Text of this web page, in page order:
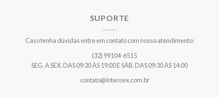
SUPORTE
Caso tenha dúvidas entre em contato com nosso atendimento:
(32) 99104-6515
SEG. A SEX. DAS 09:30 ÀS 19:00 E SÁB. DAS 09:30 ÀS 14:00
contato@intensex.com.br